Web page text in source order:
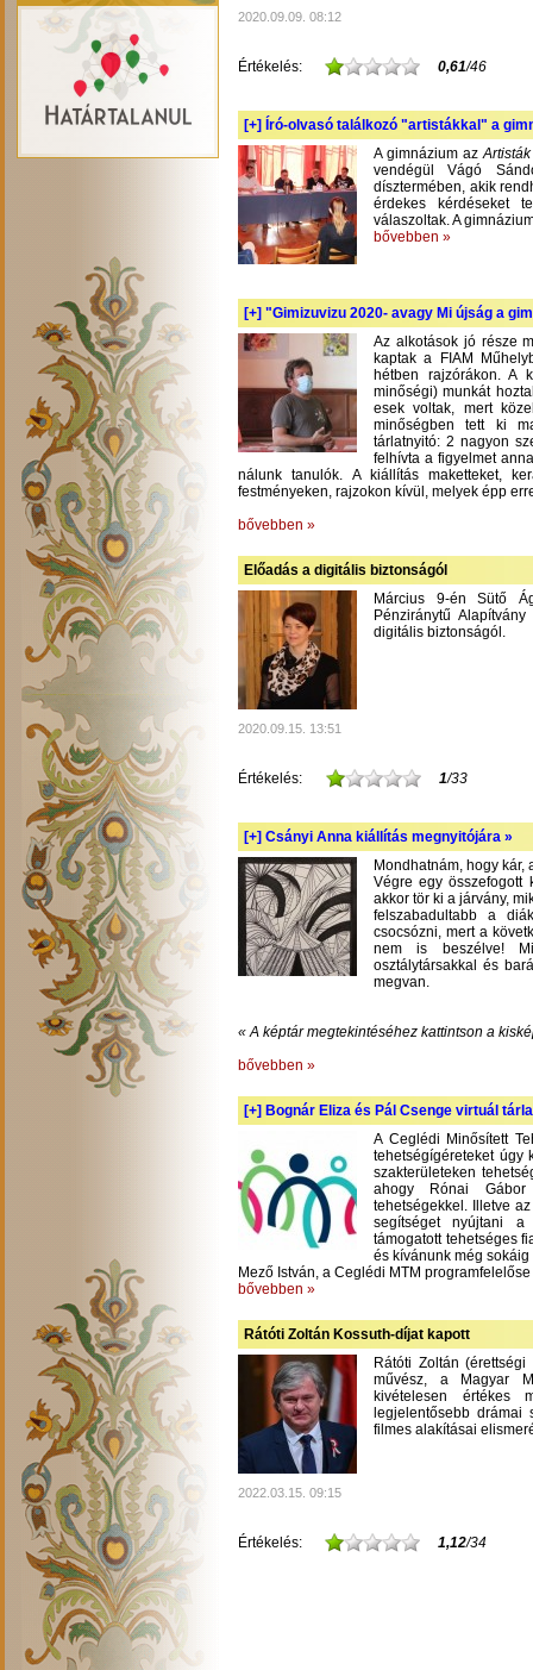
2020.09.09. 08:12
Értékelés: 0,61/46
[+] Író-olvasó találkozó "artistákkal" a
A gimnázium az
vendégül Vágó
dísztermében, akik
érdekes kérdéseket
válaszoltak. A
bővebben »
[+] "Gimizuvizu 2020- avagy Mi újság a
Az alkotások jó része
kaptak a FIAM
hétben rajzórákon. A
minőségi) munkát
esek voltak, mert
minőségben tett ki
tárlatnyitó: 2 nagyon
felhívta a figyelmet
nálunk tanulók. A kiállítás maketteket,
festményeken, rajzokon kívül, melyek épp
bővebben »
Előadás a digitális biztonságól
Március 9-én Sütő
Pénziránytű
digitális biztonságól.
2020.09.15. 13:51
Értékelés: 1/33
[+] Csányi Anna kiállítás megnyitójára »
Mondhatnám, hogy kár,
Végre egy összefogott
akkor tör ki a járvány,
felszabadultabb a
csocsózni, mert a
nem is beszélve!
osztálytársakkal és
megvan.
« A képtár megtekintéséhez kattintson a
bővebben »
[+] Bognár Eliza és Pál Csenge virtuál
A Ceglédi Minősített
tehetségígéreteket úgy
szakterületeken
ahogy Rónai Gábor
tehetségekkel. Illetve
segítséget nyújtani a
támogatott tehetséges
és kívánunk még
Mező István, a Ceglédi MTM programfelelőse
bővebben »
Rátóti Zoltán Kossuth-díjat kapott
Rátóti Zoltán
művész, a Magyar
kivételesen értékes
legjelentősebb drámai
filmes alakításai
2022.03.15. 09:15
Értékelés: 1,12/34